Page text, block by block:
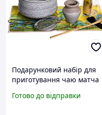
Подарунковий набір для
приготування чаю матча
Готово до відправки